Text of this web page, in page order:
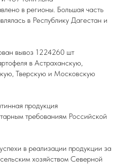
в регионы. Большая часть
в Республику Дагестан и
вывоз 1224260 шт
в Астраханскую,
Тверскую и Московскую
продукция
требованиям Российской
в реализации продукции за
хозяйством Северной